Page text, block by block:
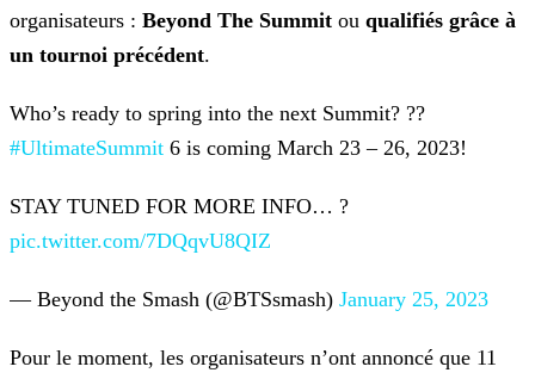
organisateurs : Beyond The Summit ou qualifiés grâce à
un tournoi précédent.
Who’s ready to spring into the next Summit? ??
#UltimateSummit 6 is coming March 23 – 26, 2023!
STAY TUNED FOR MORE INFO… ?
pic.twitter.com/7DQqvU8QIZ
— Beyond the Smash (@BTSsmash) January 25, 2023
Pour le moment, les organisateurs n’ont annoncé que 11